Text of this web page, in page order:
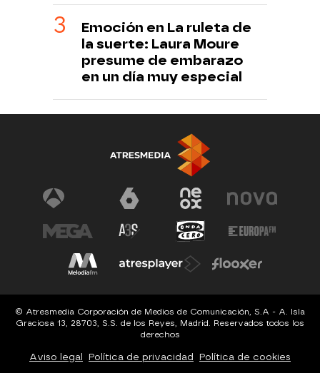
Emoción en La ruleta de
la suerte: Laura Moure
presume de embarazo
en un día muy especial
© Atresmedia Corporación de Medios de Comunicación, S.A - A. Isla
Graciosa 13, 28703, S.S. de los Reyes, Madrid. Reservados todos los
derechos
Aviso legal Política de privacidad Política de cookies